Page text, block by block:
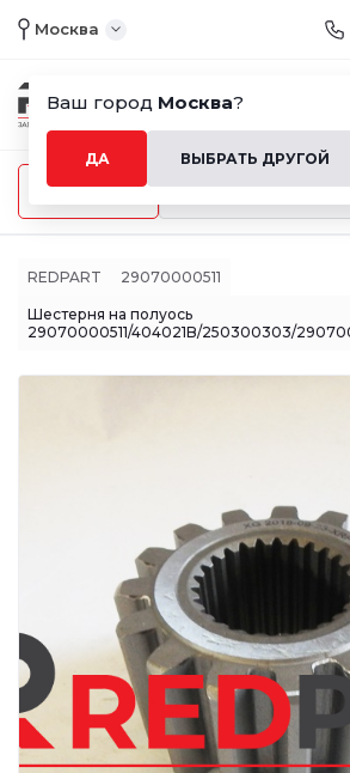
Ваш город Москва?
ДА ВЫБРАТЬ ДРУГОЙ
Москва
Меню
REDPART 29070000511
Шестерня на полуось
29070000511/404021B/250300303/